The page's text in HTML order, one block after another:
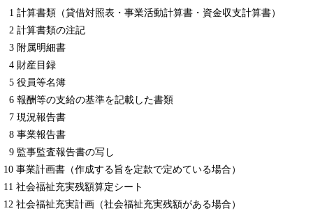
1 計算書類（貸借対照表・事業活動計算書・資金収支計算書）
2 計算書類の注記
3 附属明細書
4 財産目録
5 役員等名簿
6 報酬等の支給の基準を記載した書類
7 現況報告書
8 事業報告書
9 監事監査報告書の写し
10 事業計画書（作成する旨を定款で定めている場合）
11 社会福祉充実残額算定シート
12 社会福祉充実計画（社会福祉充実残額がある場合）